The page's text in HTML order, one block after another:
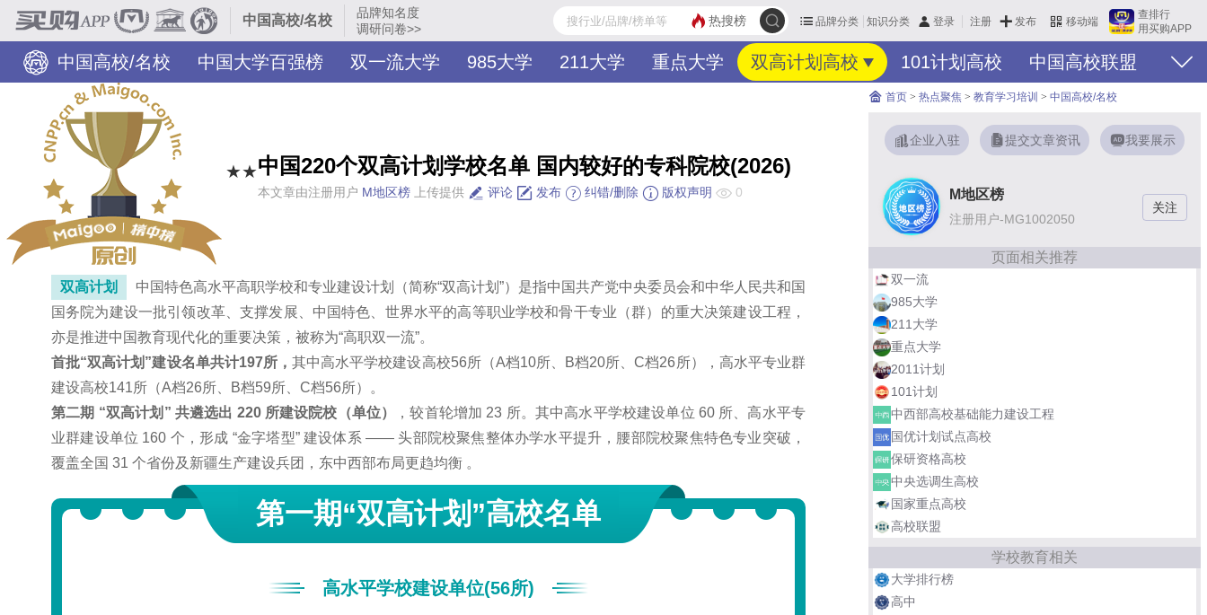
中国高校/名校
品牌知名度
调研问卷>>
品牌分类 知识分类 登录 注册 发布 移动端
查排行
用买购APP
热搜榜
中国高校/名校 中国大学百强榜 双一流大学 985大学 211大学 重点大学 双高计划高校 101计划高校
中国高校联盟
各省名校
城市名校
★★中国220个双高计划学校名单 国内较好的专科院校(2026)
本文章由注册用户 M地区榜 上传提供 评论 发布 纠错/删除 版权声明 0
双高计划
中国特色高水平高职学校和专业建设计划（简称“双高计划”）是指中国共产党中央委员会和中华人民共和国
国务院为建设一批引领改革、支撑发展、中国特色、世界水平的高等职业学校和骨干专业（群）的重大决策建设工程，
亦是推进中国教育现代化的重要决策，被称为“高职双一流”。
首批“双高计划”建设名单共计197所， 其中高水平学校建设高校56所（A档10所、B档20所、C档26所），高水平专业群
建设高校141所（A档26所、B档59所、C档56所）。
第二期 “双高计划” 共遴选出 220 所建设院校（单位）
，较首轮增加 23 所。其中高水平学校建设单位 60 所、高水平专
业群建设单位 160 个，形成 “金字塔型” 建设体系 —— 头部院校聚焦整体办学水平提升，腰部院校聚焦特色专业突破，
覆盖全国 31 个省份及新疆生产建设兵团，东中西部布局更趋均衡 。
第一期“双高计划”高校名单
高水平学校建设单位(56所)
首页 > 热点聚焦 > 教育学习培训 > 中国高校/名校
企业入驻 提交文章资讯 我要展示
M地区榜
注册用户-MG1002050
页面相关推荐
双一流
985大学
211大学
重点大学
2011计划
101计划
中西部高校基础能力建设工程
国优计划试点高校
保研资格高校
中央选调生高校
国家重点高校
高校联盟
学校教育相关
大学排行榜
高中